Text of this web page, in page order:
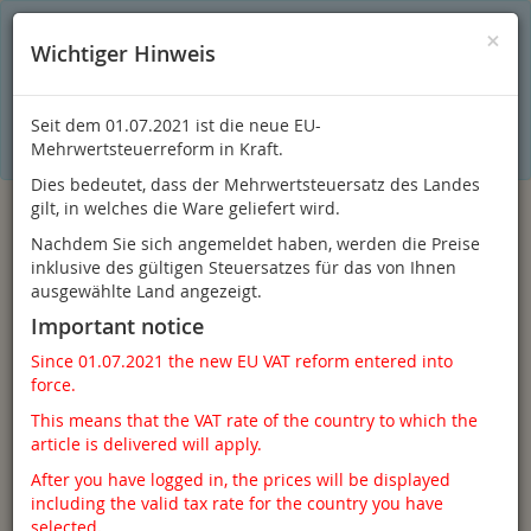
Einkaufserlebnis. Dabei werden beispielsweise die Session-
gespeichert. Ohne Cookies ist der Funktionsumfang des
Online-Shops eingeschränkt.Sind Sie damit nicht
einverstanden, klicken Sie bitte hier.
ToggleMenü
×
Wichtiger Hinweis
Seit dem 01.07.2021 ist die neue EU-
Mehrwertsteuerreform in Kraft.
Dies bedeutet, dass der Mehrwertsteuersatz des Landes
gilt, in welches die Ware geliefert wird.
Nachdem Sie sich angemeldet haben, werden die Preise
inklusive des gültigen Steuersatzes für das von Ihnen
ausgewählte Land angezeigt.
Important notice
Since 01.07.2021 the new EU VAT reform entered into
force.
This means that the VAT rate of the country to which the
article is delivered will apply.
After you have logged in, the prices will be displayed
including the valid tax rate for the country you have